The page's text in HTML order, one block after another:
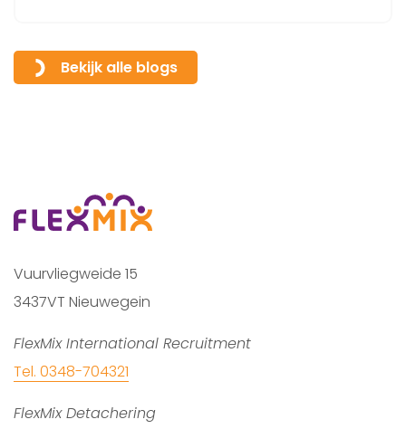
Bekijk alle blogs
Vuurvliegweide 15
3437VT Nieuwegein
FlexMix International Recruitment
Tel. 0348-704321
FlexMix Detachering